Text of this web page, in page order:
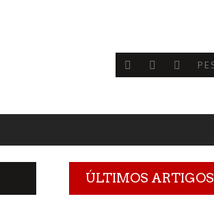
ÚLTIMOS ARTIGOS